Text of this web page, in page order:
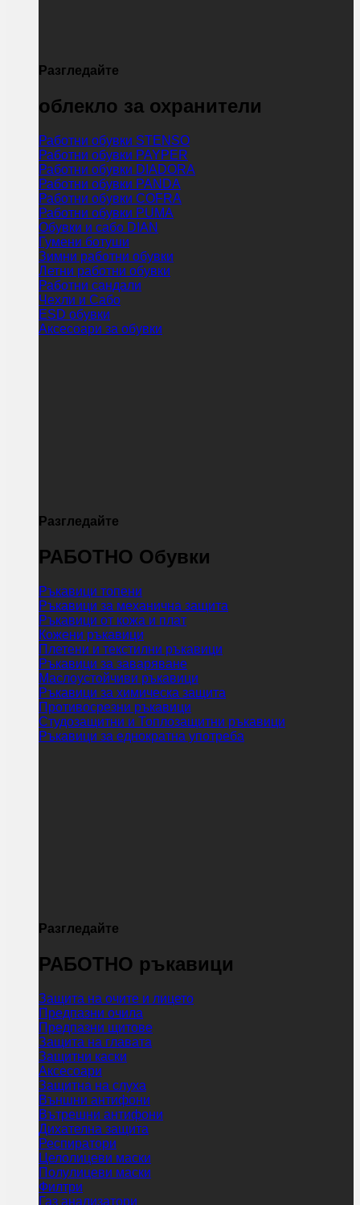
Разгледайте
облекло за охранители
Работни обувки STENSO
Работни обувки PAYPER
Работни обувки DIADORA
Работни обувки PANDA
Работни обувки COFRA
Работни обувки PUMA
Обувки и сабо DIAN
Гумени ботуши
Зимни работни обувки
Летни работни обувки
Работни сандали
Чехли и Сабо
ESD обувки
Аксесоари за обувки
Разгледайте
РАБОТНО Обувки
Ръкавици топени
Ръкавици за механична защита
Ръкавици от кожа и плат
Кожени ръкавици
Плетени и текстилни ръкавици
Ръкавици за заваряване
Маслоустойчиви ръкавици
Ръкавици за химическа защита
Противосрезни ръкавици
Студозащитни и Топлозащитни ръкавици
Ръкавици за еднократна употреба
Разгледайте
РАБОТНО ръкавици
Защита на очите и лицето
Предпазни очила
Предпазни щитове
Защита на главата
Защитни каски
Аксесоари
Защитна на слуха
Външни антифони
Вътрешни антифони
Дихателна защита
Респиратори
Целолицеви маски
Полулицеви маски
Филтри
Газ анализатори